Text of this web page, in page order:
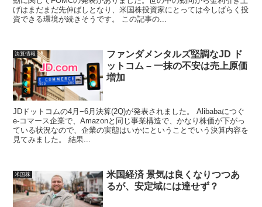
げはまだまだ先伸ばしとなり、米国株投資家にとっては今しばらく投
資できる環境が続きそうです。 この記事の...
決算情報
ファンダメンタルズ堅調なJD ド
ットコム – 一抹の不安は売上原価
増加
JDドットコムの4月−6月決算(2Q)が発表されました。 Alibabaにつぐ
e-コマース企業で、Amazonと同じ事業構造で、かなり株価が下がっ
ている状況なので、企業の実態はいかにということでいう決算内容を
見てみました。 結果...
米国株
米国経済 景気は良くなりつつあ
るが、安定域には達せず？